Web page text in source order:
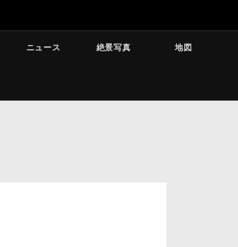
ニュース 絶景写真 地図